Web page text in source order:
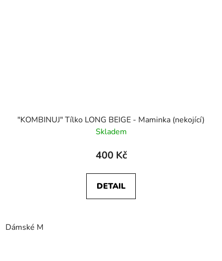
"KOMBINUJ" Tílko LONG BEIGE - Maminka (nekojící)
Skladem
400 Kč
DETAIL
Dámské M